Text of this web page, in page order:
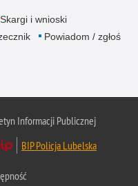
Skargi i wnioski
Powiadom / zgłoś
Informacji Publicznej
BIP Policja Lubelska